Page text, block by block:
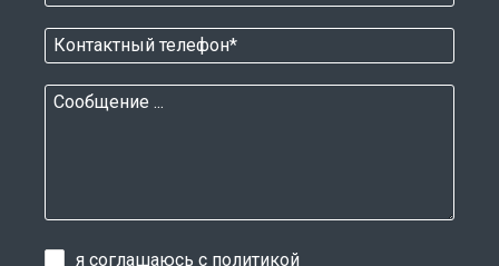
я соглашаюсь с политикой